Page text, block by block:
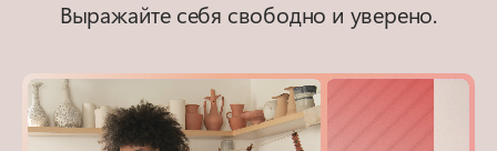
Выражайте себя свободно и уверено.